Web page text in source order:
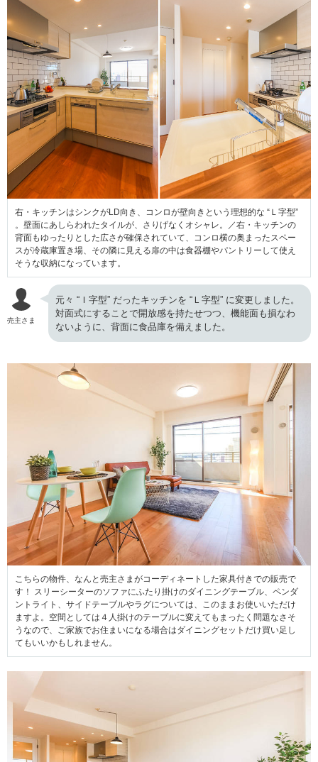
右・キッチンはシンクがLD向き、コンロが壁向きという理想的な “Ｌ字型”
。壁面にあしらわれたタイルが、さりげなくオシャレ。／右・キッチンの
背面もゆったりとした広さが確保されていて、コンロ横の奥まったスペー
スが冷蔵庫置き場、その隣に見える扉の中は食器棚やパントリーして使え
そうな収納になっています。
売主さま
元々 “Ｉ字型” だったキッチンを “Ｌ字型” に変更しました。
対面式にすることで開放感を持たせつつ、機能面も損なわ
ないように、背面に食品庫を備えました。
こちらの物件、なんと売主さまがコーディネートした家具付きでの販売で
す！ スリーシーターのソファにふたり掛けのダイニングテーブル、ペンダ
ントライト、サイドテーブルやラグについては、このままお使いいただけ
ますよ。空間としては４人掛けのテーブルに変えてもまったく問題なさそ
うなので、ご家族でお住まいになる場合はダイニングセットだけ買い足し
てもいいかもしれません。